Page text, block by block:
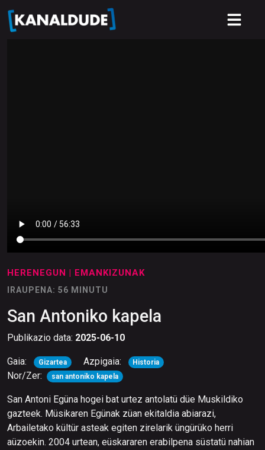
HERENEGUN | EMANKIZUNAK
IRAUPENA: 56 MINUTU
San Antoniko kapela
Publikazio data: 2025-06-10
Gaia: Gizartea Azpigaia: Historia
Nor/Zer: san antoniko kapela
San Antoni Egüna hogei bat urtez antolatü düe Muskildiko
gazteek. Müsikaren Egünak züan ekitaldia abiarazi,
Arbailetako kültür asteak egiten zirelarik üngürüko herri
aüzoekin. 2004 urtean, eüskararen erabilpena süstatü nahian